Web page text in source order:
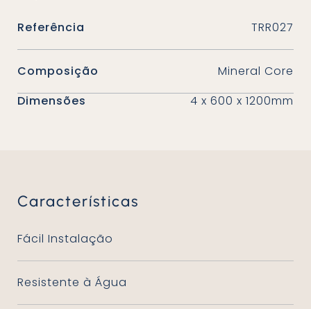
Referência TRR027
Composição
Mineral Core
Dimensões
4 x 600 x 1200mm
Características
Fácil Instalação
Resistente à Água